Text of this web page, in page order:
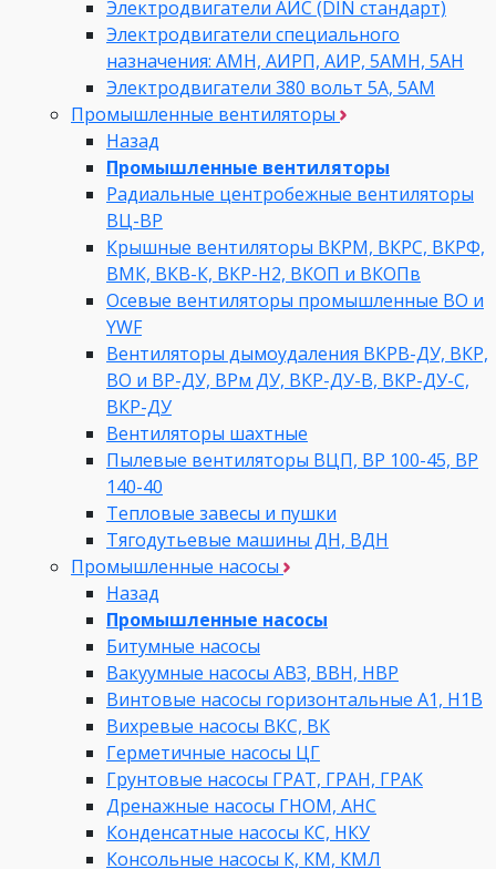
Электродвигатели АИС (DIN стандарт)
Электродвигатели специального
назначения: АМН, АИРП, АИР, 5АМН, 5АН
Электродвигатели 380 вольт 5А, 5АМ
Промышленные вентиляторы
Назад
Промышленные вентиляторы
Радиальные центробежные вентиляторы
ВЦ-ВР
Крышные вентиляторы ВКРМ, ВКРС, ВКРФ,
ВМК, ВКВ-К, ВКР-Н2, ВКОП и ВКОПв
Осевые вентиляторы промышленные ВО и
YWF
Вентиляторы дымоудаления ВКРВ-ДУ, ВКР,
ВО и ВР-ДУ, ВРм ДУ, ВКР-ДУ-В, ВКР-ДУ-С,
ВКР-ДУ
Вентиляторы шахтные
Пылевые вентиляторы ВЦП, ВР 100-45, ВР
140-40
Тепловые завесы и пушки
Тягодутьевые машины ДН, ВДН
Промышленные насосы
Назад
Промышленные насосы
Битумные насосы
Вакуумные насосы АВЗ, ВВН, НВР
Винтовые насосы горизонтальные А1, Н1В
Вихревые насосы ВКС, ВК
Герметичные насосы ЦГ
Грунтовые насосы ГРАТ, ГРАН, ГРАК
Дренажные насосы ГНОМ, АНС
Конденсатные насосы КС, НКУ
Консольные насосы К, КМ, КМЛ